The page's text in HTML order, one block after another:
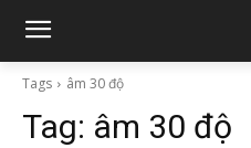
Tags âm 30 độ
Tag: âm 30 độ